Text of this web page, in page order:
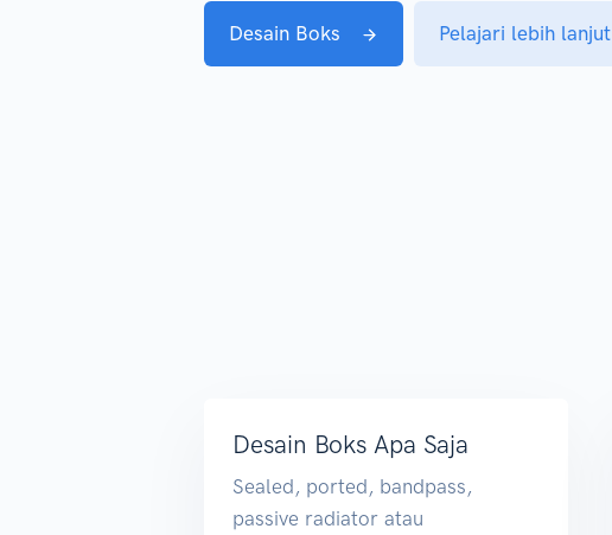
Desain Boks Pelajari lebih lanjut
Desain Boks Apa Saja
Sealed, ported, bandpass,
passive radiator atau